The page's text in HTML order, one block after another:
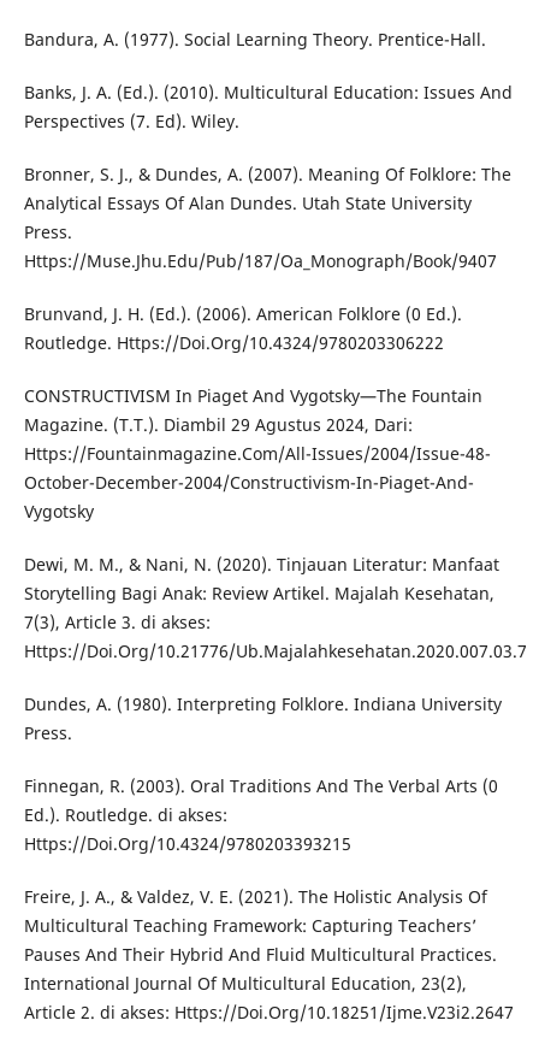
Bandura, A. (1977). Social Learning Theory. Prentice-Hall.
Banks, J. A. (Ed.). (2010). Multicultural Education: Issues And
Perspectives (7. Ed). Wiley.
Bronner, S. J., & Dundes, A. (2007). Meaning Of Folklore: The
Analytical Essays Of Alan Dundes. Utah State University
Press.
Https://Muse.Jhu.Edu/Pub/187/Oa_Monograph/Book/9407
Brunvand, J. H. (Ed.). (2006). American Folklore (0 Ed.).
Routledge. Https://Doi.Org/10.4324/9780203306222
CONSTRUCTIVISM In Piaget And Vygotsky—The Fountain
Magazine. (T.T.). Diambil 29 Agustus 2024, Dari:
Https://Fountainmagazine.Com/All-Issues/2004/Issue-48-
October-December-2004/Constructivism-In-Piaget-And-
Vygotsky
Dewi, M. M., & Nani, N. (2020). Tinjauan Literatur: Manfaat
Storytelling Bagi Anak: Review Artikel. Majalah Kesehatan,
7(3), Article 3. di akses:
Https://Doi.Org/10.21776/Ub.Majalahkesehatan.2020.007.03.7
Dundes, A. (1980). Interpreting Folklore. Indiana University
Press.
Finnegan, R. (2003). Oral Traditions And The Verbal Arts (0
Ed.). Routledge. di akses:
Https://Doi.Org/10.4324/9780203393215
Freire, J. A., & Valdez, V. E. (2021). The Holistic Analysis Of
Multicultural Teaching Framework: Capturing Teachers’
Pauses And Their Hybrid And Fluid Multicultural Practices.
International Journal Of Multicultural Education, 23(2),
Article 2. di akses: Https://Doi.Org/10.18251/Ijme.V23i2.2647